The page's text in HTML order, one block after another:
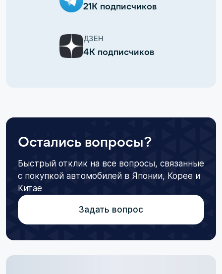
21К подписчиков
ДЗЕН
4К подписчиков
Остались вопросы?
Быстрый отклик на все вопросы, связанные
с покупкой автомобилей в Японии, Корее и
Китае
Задать вопрос